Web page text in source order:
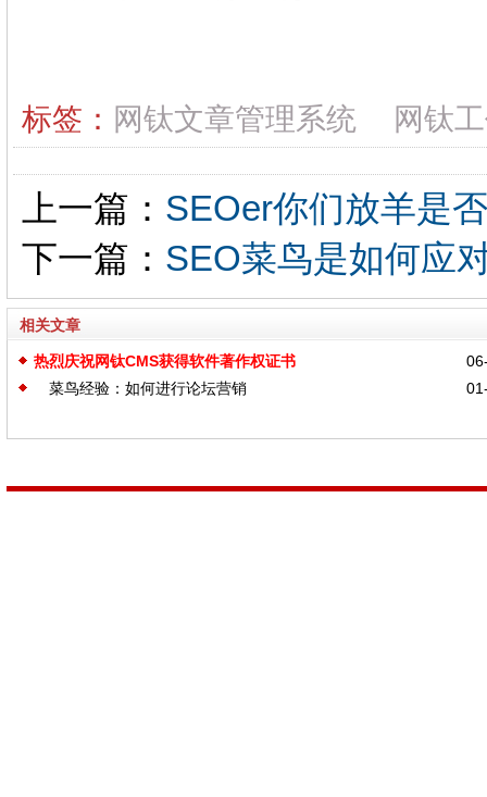
标签： 网钛文章管理系统 网钛
上一篇： SEOer你们放羊是
下一篇： SEO菜鸟是如何应
相关文章
热烈庆祝网钛CMS获得软件著作权证书
菜鸟经验：如何进行论坛营销